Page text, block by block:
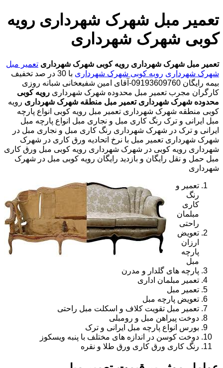
تعمیر مبل شهرک شهرداری رویه
کوبی شهرک شهرداری
تعمیر مبل شهرک شهرداری رویه کوبی شهرک شهرداری تعمیر مبل
شهرک شهرداری رویه کوبی شهرک شهرداری با
30 در صد تخفیف
بیمه رایگان 09193609760-آقای امین شفیعخانی شبانه روزی
کارگران مجرب تعمیر مبل محدوده شهرک شهرداری رویه کوبی
محدوده شهرک شهرداری تعمیر مبل منطقه شهرک شهرداری رویه
کوبی منطقه شهرک شهرداری تعمیر مبل رویه کوبی انواع پارچه
مبل ایرانی و ترک رنگ کاری مبل و نجاری مبل انواع پارچه مبل
ایرانی و ترک در شهرک شهرداری رنگ کاری مبل و نجاری مبل در
شهرک شهرداری تعمیر مبل با نرخ اتحادیه ورق کاری در شهرک
شهرداری رویه کوبی در شهرک شهرداری رویه کوبی مبل ورق کاری
مبل حمل و نقل رایگان و بازدید رایگان رویه کوبی مبل در شهرک
شهرداری
تعمیر و
رنگ
کاری
مبلمان
راحتی
تعویض
ارزان
پارچه
مبل
پارچه های گلدار و مدرن
تعمیر مبلمان اداری
تعمیر مبل
تعویض پارچه مبل
تعمیر مبل تقویت کلاف و اسکلت مبل راحتی
دوخت پیراهن مبل و رومبلی
بورس انواع پارچه مبل ایرانی و ترک
دوخت کوسن در اندازه های مختلف با پنبه ویسکوز
رنگ کاری ورق کاری ورق طلا و نقره